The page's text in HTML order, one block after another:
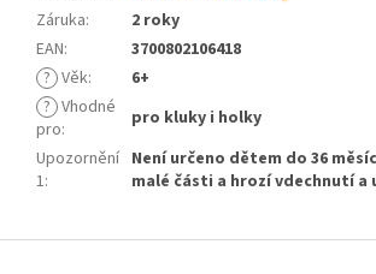
Záruka:
2 roky
EAN:
3700802106418
? Věk:
6+
? Vhodné
pro:
pro kluky i holky
Upozornění
1:
Není určeno dětem do 36
malé části a hrozí vdechnutí a